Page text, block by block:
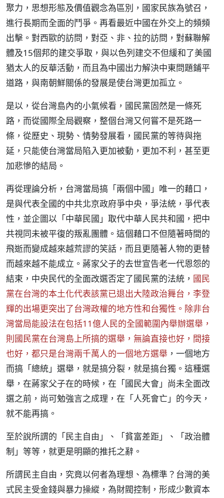
聚力，思想形態及價值觀念為區別，國家民族為號召，
進行長期而全面的鬥爭。再看最近中國在外交上的頻頻
出擊。對西歐的訪問，對亞、非、拉的訪問，對蘇聯解
體及15個邦的建交爭取，與以色列建交不但緩和了美國
猶太人的反華活動，而且為中國出力解決中東問題鋪平
道路，與南朝鮮關係的發展是使台灣更加孤立。
是以，從台灣島內的小氣候看，國民黨固然是一條死
路，而從國際全局觀察，整個台灣又何嘗不是死路一
條，從歷史、現勢、情勢發展看，國民黨的等待與拖
延，只能使台灣當局陷入更加被動，更加不利，甚至更
加悲慘的結局。
再從理論分析，台灣當局搞「兩個中國」唯一的藉口，
是與代表全國的中共北京政府爭中央，爭法統，爭代表
性，並企圖以「中華民國」取代中華人民共和國，把中
共視同未被平復的叛亂團體。這個藉口不但隨著時間的
飛逝而變成越來越荒謬的笑話，而且更隨著人物的更替
而越來越不能成立。蔣家父子的去世宣告老一代恩怨的
結束，中央民代的全面改選否定了國民黨的法統， 國民
黨在台灣的本土化代表該黨已退出大陸政治舞台，李登
輝的出場更突出了台灣政權的地方性和台獨性。除非台
灣當局能設法在包括11億人民的全國範圍內舉辦選舉，
則國民黨在台灣島上所搞的選舉，無論直接也好，間接
也好，都只是台灣兩千萬人的一個地方選舉 ，一個地方
而搞「總統」選舉，就是搞分裂，就是搞台獨。這種選
舉，在蔣家父子在的時候，在「國民大會」尚未全面改
選之前，尚可勉強言之成理，在「人死會亡」的今天，
就不能再搞。
至於說所謂的「民主自由」、「貧富差距」、「政治體
制」等等，就更是明顯的推托之辭。
所謂民主自由，究竟以何者為理想、為標準？台灣的美
式民主受金錢與暴力操縱，為財閥控制，形成少數資本